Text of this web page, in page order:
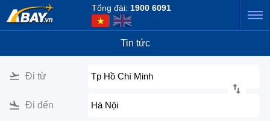
Tổng đài: 1900 6091
Tin tức
Đi từ Tp Hồ Chí Minh
Đi đến Hà Nội